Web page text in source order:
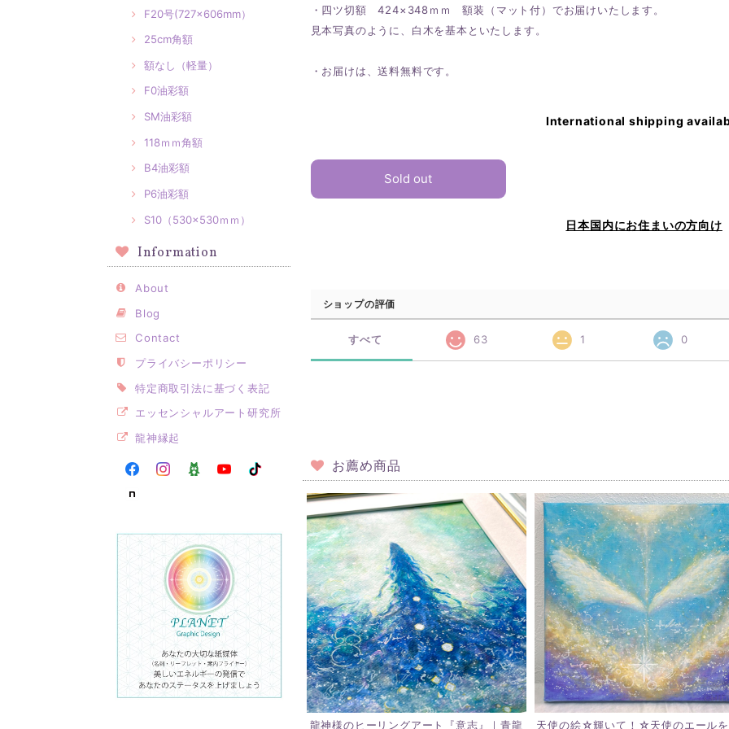
F20号(727×606mm）
25cm角額
額なし（軽量）
F0油彩額
SM油彩額
118ｍｍ角額
B4油彩額
P6油彩額
S10（530×530ｍｍ）
Information
About
Blog
Contact
プライバシーポリシー
特定商取引法に基づく表記
エッセンシャルアート研究所
龍神縁起
・四ツ切額 424×348ｍｍ 額装（マット付）でお届けいたします。
見本写真のように、白木を基本といたします。
・お届けは、送料無料です。
International shipping
Sold out
日本国内にお住まいの方向け
ショップの評価
すべて 63 1 0
お薦め商品
龍神様のヒーリングアート『意志』｜青龍 天使の絵☆輝いて！☆天使のエール